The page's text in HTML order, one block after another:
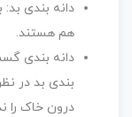
دانه بندی بد:
هم هستند.
دانه بندی
بندی بد در
درون خاک را